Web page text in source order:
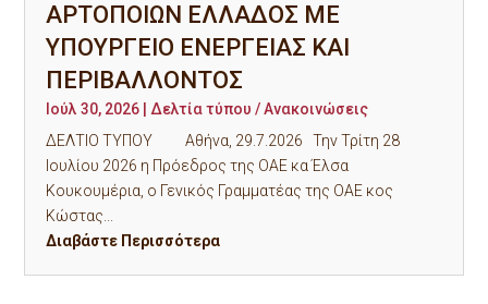
ΑΡΤΟΠΟΙΩΝ ΕΛΛΑΔΟΣ ΜΕ
ΥΠΟΥΡΓΕΙΟ ΕΝΕΡΓΕΙΑΣ ΚΑΙ
ΠΕΡΙΒΑΛΛΟΝΤΟΣ
Ιούλ 30, 2026
Δελτία τύπου / Ανακοινώσεις
ΔΕΛΤΙΟ ΤΥΠΟΥ Αθήνα, 29.7.2026 Την Τρίτη 28
Ιουλίου 2026 η Πρόεδρος της ΟΑΕ κα Έλσα
Κουκουμέρια, ο Γενικός Γραμματέας της ΟΑΕ κος
Κώστας...
Διαβάστε Περισσότερα